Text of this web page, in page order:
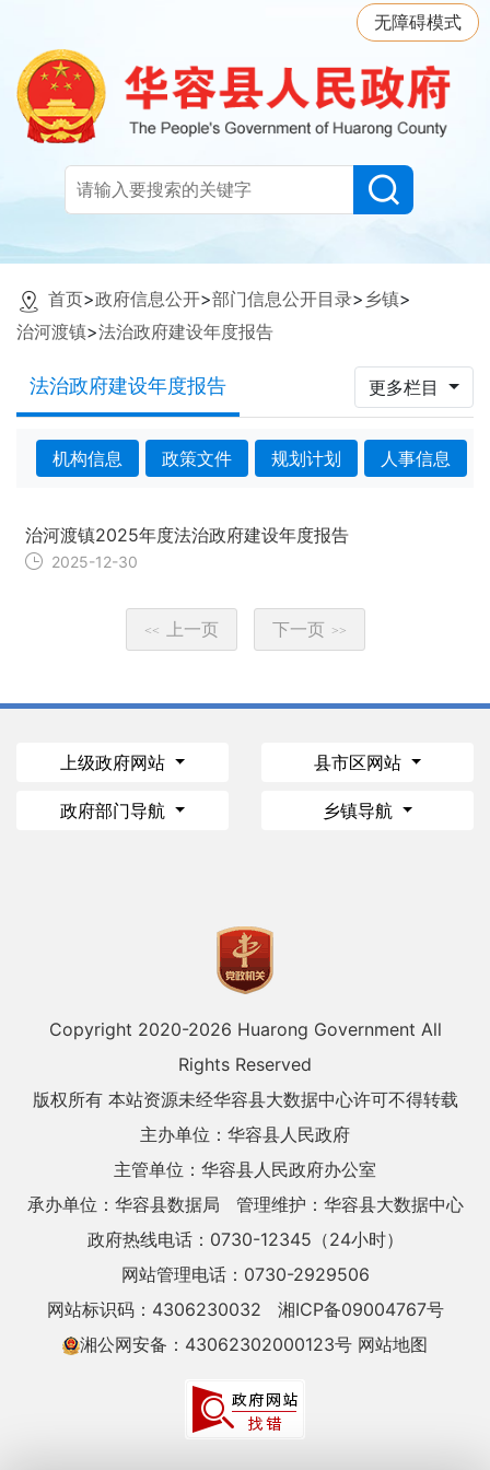
无障碍模式
首页>政府信息公开>部门信息公开目录> 乡镇>
治河渡镇>法治政府建设年度报告
法治政府建设年度报告 更多栏目
机构信息 政策文件 规划计划 人事信息
治河渡镇2025年度法治政府建设年度报告
2025-12-30
<< 上一页 下一页 >>
上级政府网站 县市区网站
政府部门导航 乡镇导航
Copyright 2020-2026 Huarong Government All
Rights Reserved
版权所有 本站资源未经华容县大数据中心许可不得转载
主办单位：华容县人民政府
主管单位：华容县人民政府办公室
承办单位：华容县数据局
管理维护：华容县大数据中心
政府热线电话：0730-12345（24小时）
网站管理电话：0730-2929506
网站标识码：4306230032
湘ICP备09004767号
湘公网安备：43062302000123号 网站地图